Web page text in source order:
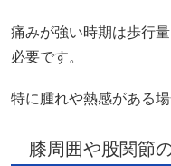
痛みが強い時期は歩行
必要です。
特に腫れや熱感がある
膝周囲や股関節